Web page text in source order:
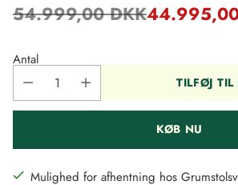
Regulær
pris
54.999,00 DKK
Antal
TILFØJ TIL
KØB NU
Mulighed for afhentning hos